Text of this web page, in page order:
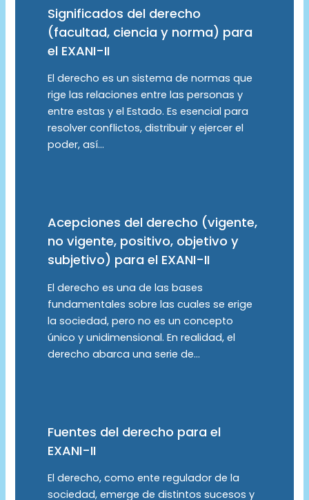
Significados del derecho
(facultad, ciencia y norma) para
el EXANI-II
El derecho es un sistema de normas que
rige las relaciones entre las personas y
entre estas y el Estado. Es esencial para
resolver conflictos, distribuir y ejercer el
poder, así…
Acepciones del derecho (vigente,
no vigente, positivo, objetivo y
subjetivo) para el EXANI-II
El derecho es una de las bases
fundamentales sobre las cuales se erige
la sociedad, pero no es un concepto
único y unidimensional. En realidad, el
derecho abarca una serie de…
Fuentes del derecho para el
EXANI-II
El derecho, como ente regulador de la
sociedad, emerge de distintos sucesos y